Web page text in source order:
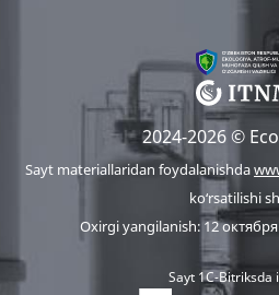
2024-2026 ©
Sayt materiallaridan foydalanishda
ko‘rsatilishi
Oxirgi yangilanish: 12 октября
Sayt 1C-Bitriksda